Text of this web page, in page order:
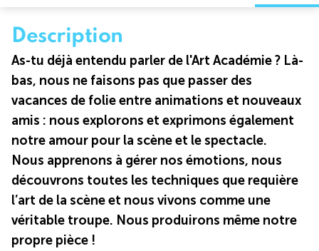
Description
As-tu déjà entendu parler de l'Art Académie ? Là-
bas, nous ne faisons pas que passer des
vacances de folie entre animations et nouveaux
amis : nous explorons et exprimons également
notre amour pour la scène et le spectacle.
Nous apprenons à gérer nos émotions, nous
découvrons toutes les techniques que requière
l’art de la scène et nous vivons comme une
véritable troupe. Nous produirons même notre
propre pièce !